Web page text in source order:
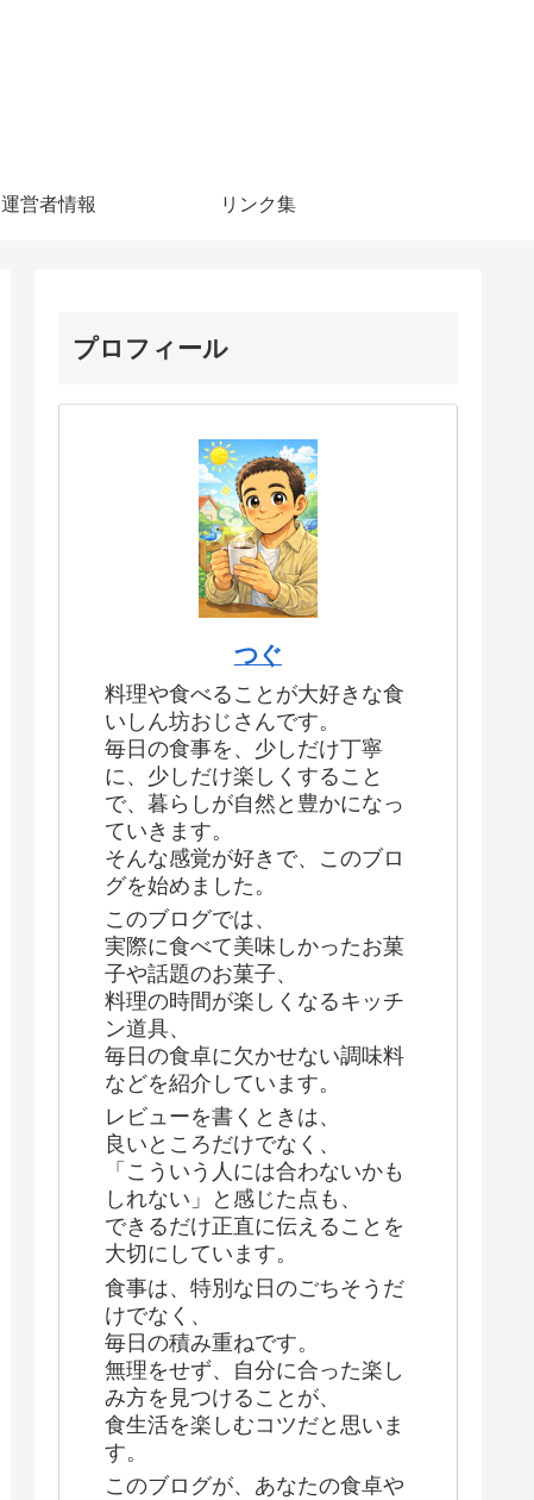
運営者情報 リンク集
プロフィール
つぐ
料理や食べることが大好きな食
いしん坊おじさんです。
毎日の食事を、少しだけ丁寧
に、少しだけ楽しくすること
で、暮らしが自然と豊かになっ
ていきます。
そんな感覚が好きで、このブロ
グを始めました。
このブログでは、
実際に食べて美味しかったお菓
子や話題のお菓子、
料理の時間が楽しくなるキッチ
ン道具、
毎日の食卓に欠かせない調味料
などを紹介しています。
レビューを書くときは、
良いところだけでなく、
「こういう人には合わないかも
しれない」と感じた点も、
できるだけ正直に伝えることを
大切にしています。
食事は、特別な日のごちそうだ
けでなく、
毎日の積み重ねです。
無理をせず、自分に合った楽し
み方を見つけることが、
食生活を楽しむコツだと思いま
す。
このブログが、あなたの食卓や